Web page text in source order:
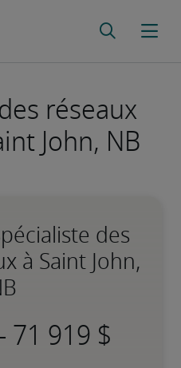
réseaux
John, NB
des
à Saint John,
-